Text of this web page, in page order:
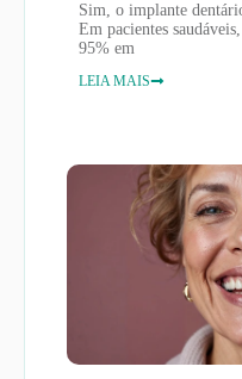
Sim, o implante
Em pacientes
95% em
LEIA MAIS